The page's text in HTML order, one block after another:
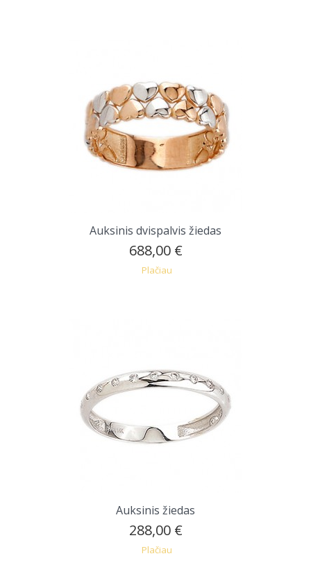
Auksinis dvispalvis žiedas
688,00 €
Plačiau
Auksinis žiedas
288,00 €
Plačiau